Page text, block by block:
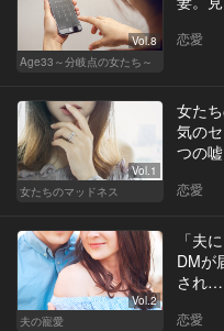
Vol.8
Age33～分岐点の女たち～
恋愛
Vol.1
女たちのマッドネス
女た
気の
つの
恋愛
Vol.2
夫の寵愛
「夫
DMが
され…
恋愛